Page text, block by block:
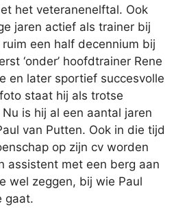
het veteranenelftal. Ook
jaren actief als trainer bij
een half decennium bij
‘onder’ hoofdtrainer Rene
en later sportief succesvolle
staat hij als trotse
is hij al een aantal jaren
van Putten. Ook in die tijd
op zijn cv worden
assistent met een berg aan
wel zeggen, bij wie Paul
gaat.